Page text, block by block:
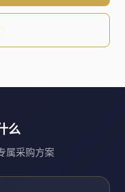
么
属采购方案